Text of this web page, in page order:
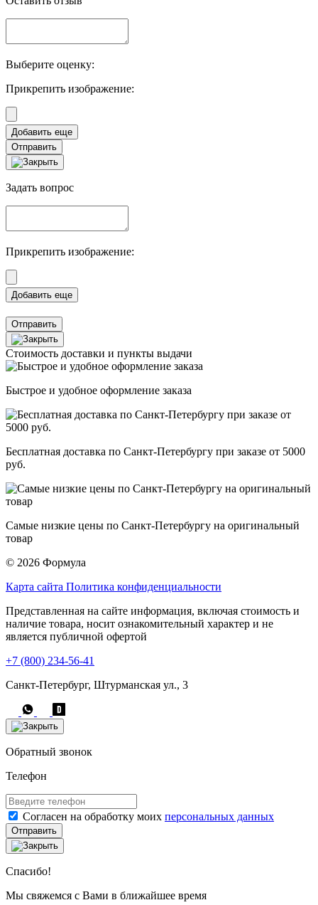
Выберите оценку:
Прикрепить изображение:
Отправить
Задать вопрос
Прикрепить изображение:
Отправить
Стоимость доставки и пункты выдачи
Быстрое и удобное оформление заказа
Бесплатная доставка по Санкт-Петербургу при заказе от 5000
руб.
Самые низкие цены по Санкт-Петербургу на оригинальный
товар
© 2026 Формула
Карта сайта Политика конфиденциальности
Представленная на сайте информация, включая стоимость и
наличие товара, носит ознакомительный характер и не
является публичной офертой
+7 (800) 234-56-41
Санкт-Петербург, Штурманская ул., 3
Обратный звонок
Телефон
Согласен на обработку моих персональных данных
Отправить
Спасибо!
Мы свяжемся с Вами в ближайшее время